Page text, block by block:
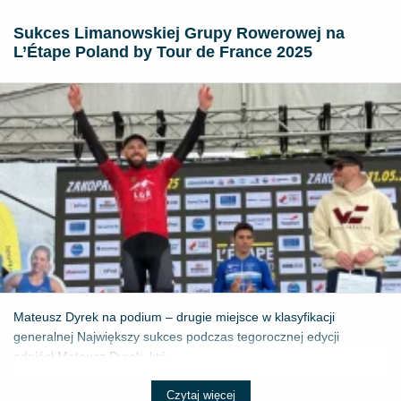
Sukces Limanowskiej Grupy Rowerowej na
L’Étape Poland by Tour de France 2025
Mateusz Dyrek na podium – drugie miejsce w klasyfikacji
generalnej Największy sukces podczas tegorocznej edycji
odniósł Mateusz Dyrek, któ...
Czytaj więcej